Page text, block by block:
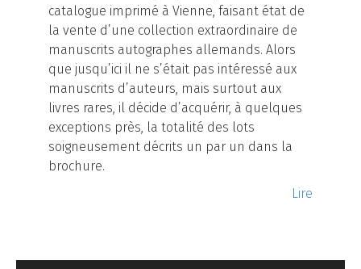
catalogue imprimé à Vienne, faisant état de
la vente d’une collection extraordinaire de
manuscrits autographes allemands. Alors
que jusqu’ici il ne s’était pas intéressé aux
manuscrits d’auteurs, mais surtout aux
livres rares, il décide d’acquérir, à quelques
exceptions près, la totalité des lots
soigneusement décrits un par un dans la
brochure.
Lire